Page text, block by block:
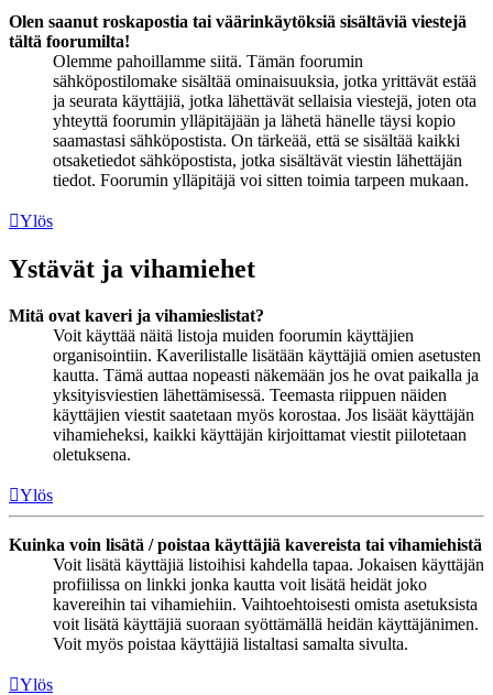
Olen saanut roskapostia tai väärinkäytöksiä sisältäviä viestejä
tältä foorumilta!
Olemme pahoillamme siitä. Tämän foorumin
sähköpostilomake sisältää ominaisuuksia, jotka yrittävät estää
ja seurata käyttäjiä, jotka lähettävät sellaisia viestejä, joten ota
yhteyttä foorumin ylläpitäjään ja lähetä hänelle täysi kopio
saamastasi sähköpostista. On tärkeää, että se sisältää kaikki
otsaketiedot sähköpostista, jotka sisältävät viestin lähettäjän
tiedot. Foorumin ylläpitäjä voi sitten toimia tarpeen mukaan.
Ylös
Ystävät ja vihamiehet
Mitä ovat kaveri ja vihamieslistat?
Voit käyttää näitä listoja muiden foorumin käyttäjien
organisointiin. Kaverilistalle lisätään käyttäjiä omien asetusten
kautta. Tämä auttaa nopeasti näkemään jos he ovat paikalla ja
yksityisviestien lähettämisessä. Teemasta riippuen näiden
käyttäjien viestit saatetaan myös korostaa. Jos lisäät käyttäjän
vihamieheksi, kaikki käyttäjän kirjoittamat viestit piilotetaan
oletuksena.
Ylös
Kuinka voin lisätä / poistaa käyttäjiä kavereista tai vihamiehistä
Voit lisätä käyttäjiä listoihisi kahdella tapaa. Jokaisen käyttäjän
profiilissa on linkki jonka kautta voit lisätä heidät joko
kavereihin tai vihamiehiin. Vaihtoehtoisesti omista asetuksista
voit lisätä käyttäjiä suoraan syöttämällä heidän käyttäjänimen.
Voit myös poistaa käyttäjiä listaltasi samalta sivulta.
Ylös